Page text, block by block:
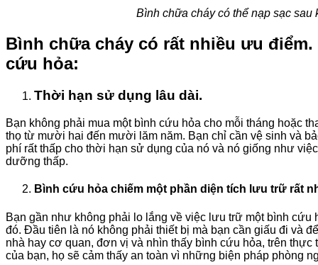
Bình chữa cháy có thể nạp sạc sau khi
Bình chữa cháy có rất nhiều ưu
cứu hỏa:
Thời hạn sử dụng lâu dài.
Bạn không phải mua một bình cứu hỏa cho mỗi tháng hoặc
thọ từ mười hai đến mười lăm năm. Bạn chỉ cần vệ sinh và
phí rất thấp cho thời hạn sử dụng của nó và nó giống như
dưỡng thấp.
Bình cứu hỏa chiếm một phần diện tích lưu trữ rất
Bạn gần như không phải lo lắng về việc lưu trữ một bình
đó. Đầu tiên là nó không phải thiết bị mà bạn cần giấu đi và
nhà hay cơ quan, đơn vị và nhìn thấy bình cứu hỏa, trên
của bạn, họ sẽ cảm thấy an toàn vì những biện pháp